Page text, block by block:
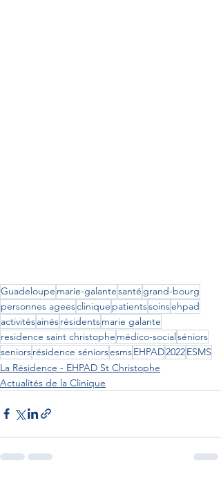
Guadeloupe marie-galantesanté grand-bourg
personnes ageesclinique patientssoinsehpad
activitésainésrésidentsmarie galante
residence saint christophe médico-socialséniors
seniorsrésidence séniorsesmsEHPAD2022ESMS
La Résidence - EHPAD St Christophe
Actualités de la Clinique